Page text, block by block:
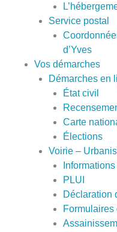
Service postal
d’Yves
Vos démarches
Démarches en
État civil
Carte
Élections
Voirie –
PLUI
Déclaration
Formulaires